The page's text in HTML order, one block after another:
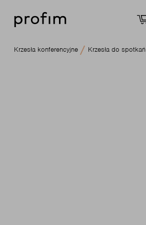
Krzesła konferencyjne Krzesła do spotkań